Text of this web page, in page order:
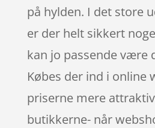
på hylden. I det store
er der helt sikkert
kan jo passende være
Købes der ind i online
priserne mere
butikkerne- når